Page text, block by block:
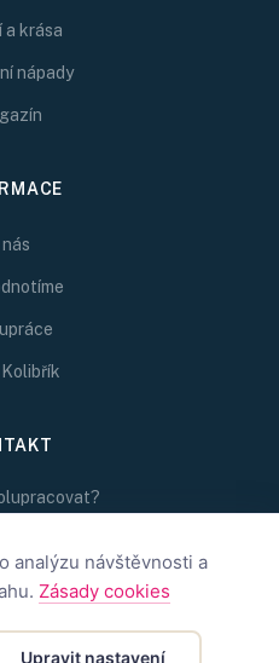
a krása
nápady
nás
analýzu návštěvnosti a
Zásady cookies
Upravit nastavení